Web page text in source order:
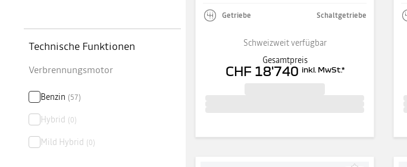
Technische Funktionen
Verbrennungsmotor
Benzin (57)
Hybrid (0)
Mild Hybrid (0)
Getriebe Schaltgetriebe
Schweizweit verfügbar
Gesamtpreis
CHF 18'740 inkl. MwSt.*